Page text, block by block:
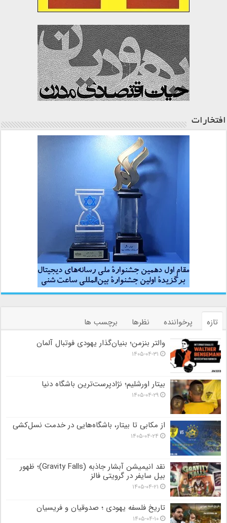
افتخارات
تازه پرخواننده نظرها
برچسب ها
والتر بنزمن؛ بنیان‌گذار یهودی فوتبال آلمان
۱۴۰۵-۰۴-۳۱
بیتار اورشلیم؛ نژادپرست‌ترین باشگاه دنیا
۱۴۰۵-۰۴-۲۹
از مکابی تا بیتار، باشگاه‌هایی در خدمت نسل‌کشی
۱۴۰۵-۰۴-۲۴
نقد انیمیشن آبشار جاذبه (Gravity Falls)؛ ظهور
بیل سایفر در گرویتی فالز
۱۴۰۵-۰۴-۲۱
تاریخ فلسفه یهودی ؛ صدوقیان و فریسیان
۱۴۰۵-۰۴-۱۰